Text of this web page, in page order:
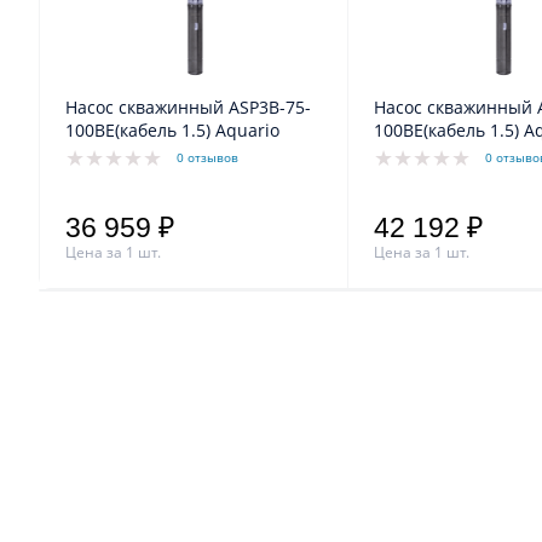
Насос скважинный ASP3B-75-
100BE(кабель 1.5) Aquario
0 отзывов
36 959 ₽
Цена за 1 шт.
Насос скважинный ASP3B-100-
100BE(кабель 1.5)
0
42 192 ₽
Цена за 1 шт.